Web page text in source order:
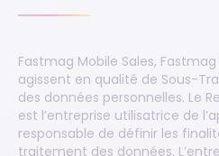
Fastmag Mobile Sales,
agissent en qualité de Sous-
des données personnelles. Le
est l’entreprise utilisatrice de
responsable de définir les
traitement des données.